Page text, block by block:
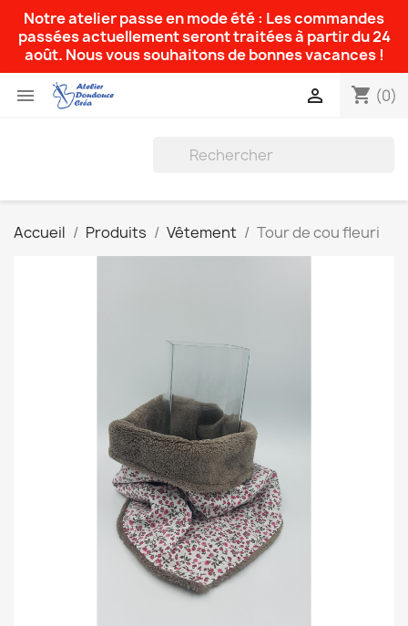
Notre atelier passe en mode été : Les commandes
passées actuellement seront traitées à partir du 24
août. Nous vous souhaitons de bonnes vacances !
 shopping_cart (0)

Accueil Produits Vêtement Tour de cou fleuri